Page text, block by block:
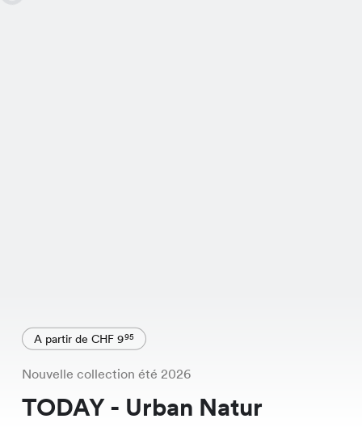
A partir de CHF 995
Nouvelle collection été 2026
TODAY - Urban Natur